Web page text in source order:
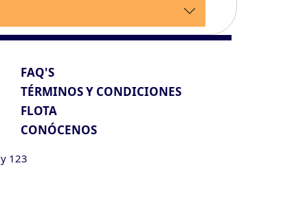
FAQ'S
TÉRMINOS Y CONDICIONES
FLOTA
CONÓCENOS
123